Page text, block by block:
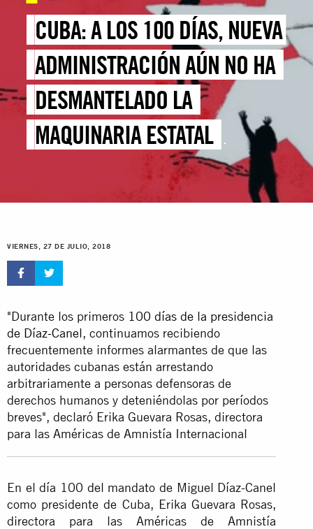
CUBA: A LOS 100 DÍAS, NUEVA
ADMINISTRACIÓN AÚN NO HA
DESMANTELADO LA
MAQUINARIA ESTATAL
VIERNES, 27 DE JULIO, 2018
"Durante los primeros 100 días de la presidencia
de Díaz-Canel, continuamos recibiendo
frecuentemente informes alarmantes de que las
autoridades cubanas están arrestando
arbitrariamente a personas defensoras de
derechos humanos y deteniéndolas por períodos
breves", declaró Erika Guevara Rosas, directora
para las Américas de Amnistía Internacional
En el día 100 del mandato de Miguel Díaz-Canel
como presidente de Cuba, Erika Guevara Rosas,
directora para las Américas de Amnistía